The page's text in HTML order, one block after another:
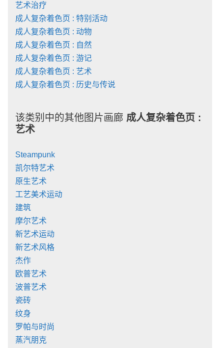
艺术治疗
成人复杂着色页 : 特别活动
成人复杂着色页 : 动物
成人复杂着色页 : 自然
成人复杂着色页 : 游记
成人复杂着色页 : 艺术
成人复杂着色页 : 历史与传说
该类别中的其他图片画廊 成人复杂着色页 :
艺术
Steampunk
凯尔特艺术
原生艺术
工艺美术运动
建筑
摩尔艺术
新艺术运动
新艺术风格
杰作
欧普艺术
波普艺术
瓷砖
纹身
罗帕与时尚
蒸汽朋克